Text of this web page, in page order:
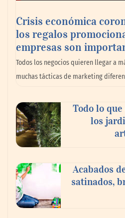
La omnicanalidad
planear viajes en México
Crisis económica
los regalos
empresas son
Todos los negocios quieren llegar a
muchas tácticas de marketing
Todo lo
los
Acabados
satinados,